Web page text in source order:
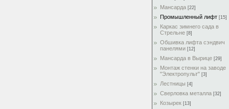
Мансарда [22]
Промышленный лифт [15]
Каркас зимнего сада в
Стрельне [8]
Обшивка лифта сэндвич
панелями [12]
Мансарда в Вырице [29]
Монтаж стенки на заводе
"Электропульт" [3]
Лестницы [4]
Сверловка металла [32]
Козырек [13]